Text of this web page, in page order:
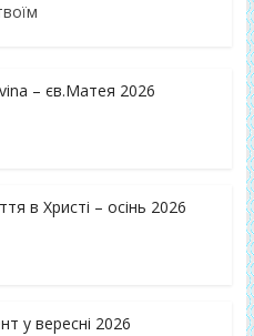
– єв.Матея 2026
в Христі – осінь 2026
у вересні 2026